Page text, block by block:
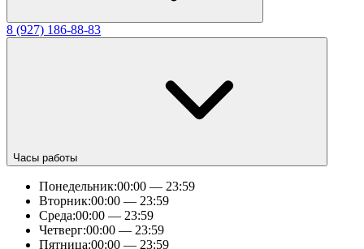
8 (927) 186-88-83
Часы работы
Понедельник:00:00 — 23:59
Вторник:00:00 — 23:59
Среда:00:00 — 23:59
Четверг:00:00 — 23:59
Пятница:00:00 — 23:59